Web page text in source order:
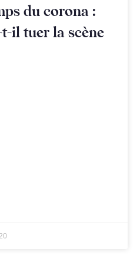
du corona :
il tuer la scène